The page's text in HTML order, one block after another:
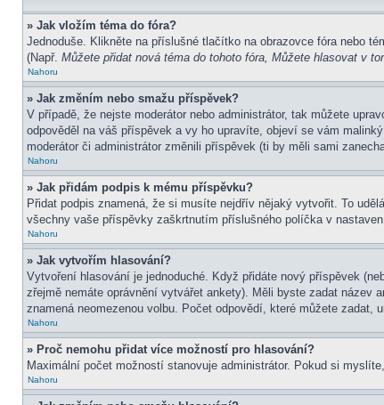
» Jak vložím téma do fóra?
Jednoduše. Klikněte na příslušné tlačítko na obrazovce fóra nebo
(Např. Můžete přidat nová téma do tohoto fóra, Můžete hlasovat v
Nahoru
» Jak změním nebo smažu příspěvek?
V případě, že nejste moderátor nebo administrátor, tak můžete
odpověděl na váš příspěvek a vy ho upravíte, objeví se vám
moderátor či administrátor změnili příspěvek (ti by měli sami
Nahoru
» Jak přidám podpis k mému příspěvku?
Přidat podpis znamená, že si musíte nejdřív nějaký vytvořit. To
všechny vaše příspěvky zaškrtnutím příslušného políčka v
Nahoru
» Jak vytvořím hlasování?
Vytvoření hlasování je jednoduché. Když přidáte nový příspěvek
zřejmě nemáte oprávnění vytvářet ankety). Měli byste zadat název
znamená neomezenou volbu. Počet odpovědí, které můžete zadat,
Nahoru
» Proč nemohu přidat více možností pro hlasování?
Maximální počet možností stanovuje administrátor. Pokud si
Nahoru